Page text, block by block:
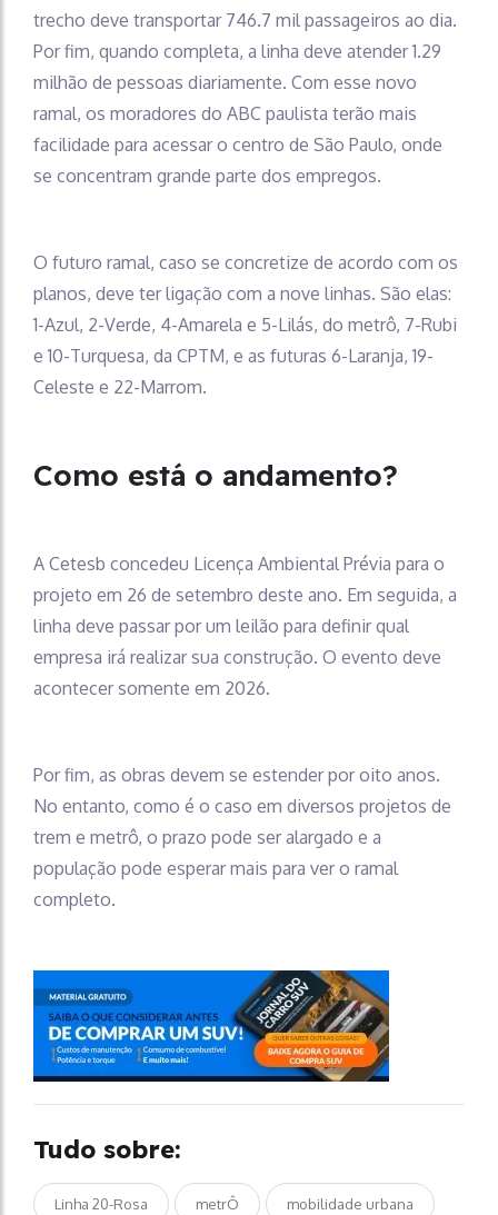
trecho deve transportar 746.7 mil passageiros ao dia.
Por fim, quando completa, a linha deve atender 1.29
milhão de pessoas diariamente. Com esse novo
ramal, os moradores do ABC paulista terão mais
facilidade para acessar o centro de São Paulo, onde
se concentram grande parte dos empregos.
O futuro ramal, caso se concretize de acordo com os
planos, deve ter ligação com a nove linhas. São elas:
1-Azul, 2-Verde, 4-Amarela e 5-Lilás, do metrô, 7-Rubi
e 10-Turquesa, da CPTM, e as futuras 6-Laranja, 19-
Celeste e 22-Marrom.
Como está o andamento?
A Cetesb concedeu Licença Ambiental Prévia para o
projeto em 26 de setembro deste ano. Em seguida, a
linha deve passar por um leilão para definir qual
empresa irá realizar sua construção. O evento deve
acontecer somente em 2026.
Por fim, as obras devem se estender por oito anos.
No entanto, como é o caso em diversos projetos de
trem e metrô, o prazo pode ser alargado e a
população pode esperar mais para ver o ramal
completo.
Tudo sobre:
Linha 20-Rosa metrÔ mobilidade urbana